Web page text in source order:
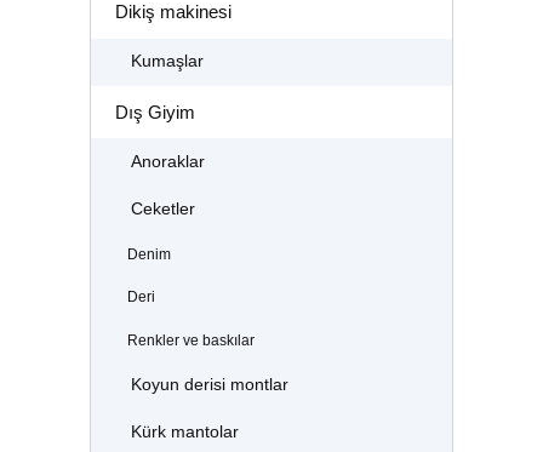
Dikiş makinesi
Kumaşlar
Dış Giyim
Anoraklar
Ceketler
Denim
Deri
Renkler ve baskılar
Koyun derisi montlar
Kürk mantolar